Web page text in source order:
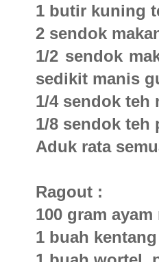
1 butir kuning
2 sendok
1/2 sendok
sedikit manis
1/4 sendok teh
1/8 sendok teh
Aduk rata
Ragout :
100 gram
1 buah